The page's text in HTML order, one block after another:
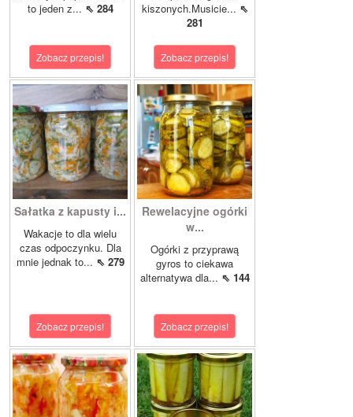
to jeden z... ⇖ 284
Zobacz przepis!
kiszonych.Musicie... ⇖
281
Zobacz przepis!
Sałatka z kapusty i...
Wakacje to dla wielu
czas odpoczynku. Dla
mnie jednak to... ⇖ 279
Zobacz przepis!
Rewelacyjne ogórki
w...
Ogórki z przyprawą
gyros to ciekawa
alternatywa dla... ⇖ 144
Zobacz przepis!